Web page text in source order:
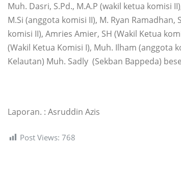
Muh. Dasri, S.Pd., M.A.P (wakil ketua komisi
M.Si (anggota komisi II), M. Ryan
komisi II), Amries Amier, SH (Wakil Ketua
(Wakil Ketua Komisi I), Muh. Ilham (anggota
Kelautan) Muh. Sadly (Sekban Bappeda)
Laporan. : Asruddin Azis
Post Views: 768